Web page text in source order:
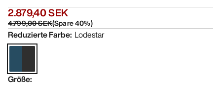
2.879,40 SEK
4.799,00 SEK(Spare40%)
Reduzierte Farbe: Lodestar
Größe: